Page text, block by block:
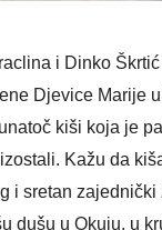
i Dinko
Djevice Marije
kiši koja je
Kažu da
i sretan
dušu u Okuju, u